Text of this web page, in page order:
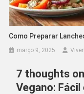
Como Preparar
março 9, 2025
7 thoughts
Vegano: Fácil